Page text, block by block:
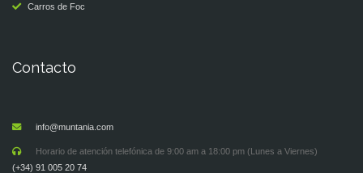
Carros de Foc
Contacto
info@muntania.com
Horario de atención telefónica de 9:00 am a 18:00 pm (Lunes a Viernes)
(+34) 91 005 20 74